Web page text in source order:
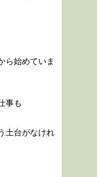
ら始めていま
事も
土台がなけれ